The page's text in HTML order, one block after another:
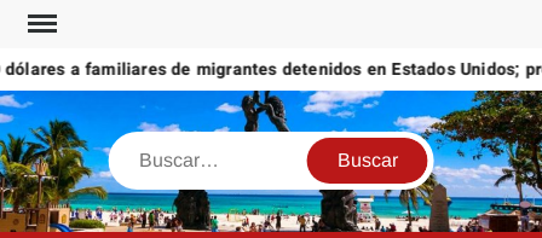
Saltar
contenidoa familiares de migrantes detenidos en Estados Unidos;
Buscar